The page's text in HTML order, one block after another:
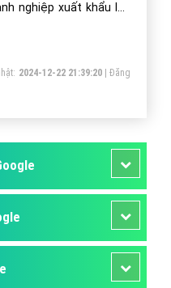
nghiệp xuất khẩu lao
2024-12-22 21:39:20|Đăng